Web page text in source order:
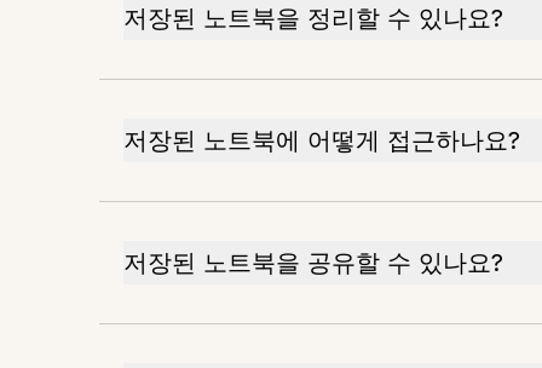
저장된 노트북을 정리할 수 있나요?
저장된 노트북에 어떻게 접근하나요?
저장된 노트북을 공유할 수 있나요?